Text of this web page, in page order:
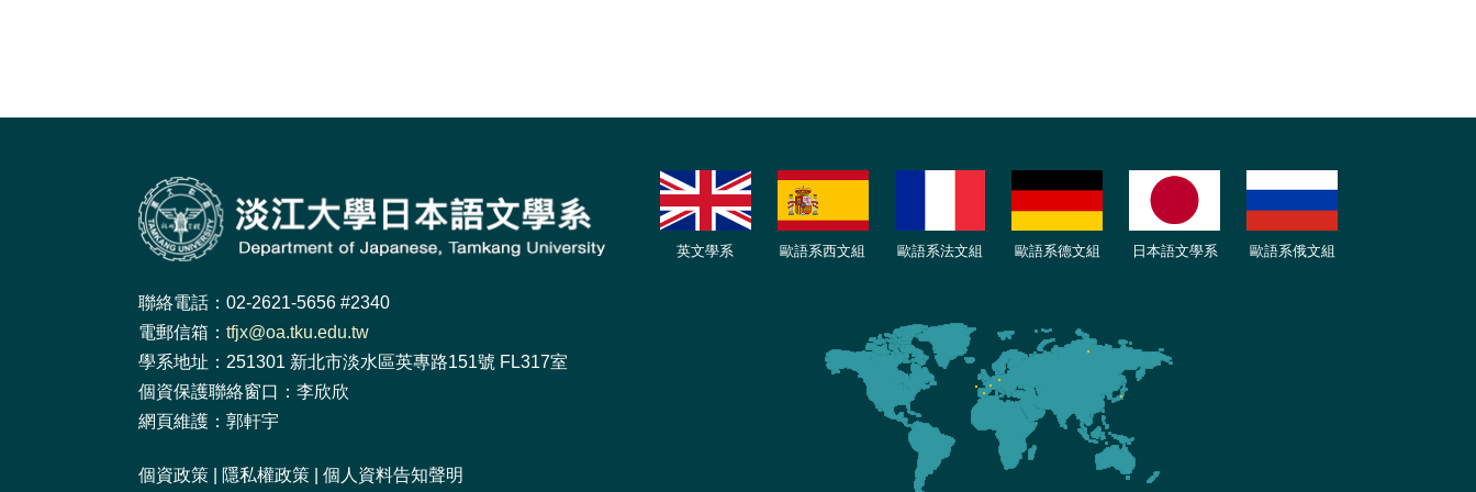
聯絡電話：02-2621-5656 #2340
電郵信箱： tfjx@oa.tku.edu.tw
學系地址：251301 新北市淡水區英專路151號 FL317室
個資保護聯絡窗口：李欣欣
網頁維護：郭軒宇
個資政策 隱私權政策 個人資料告知聲明
英文學系 歐語系西文組 歐語系法文組 歐語系德文組 日本語文學系 歐語系俄文組